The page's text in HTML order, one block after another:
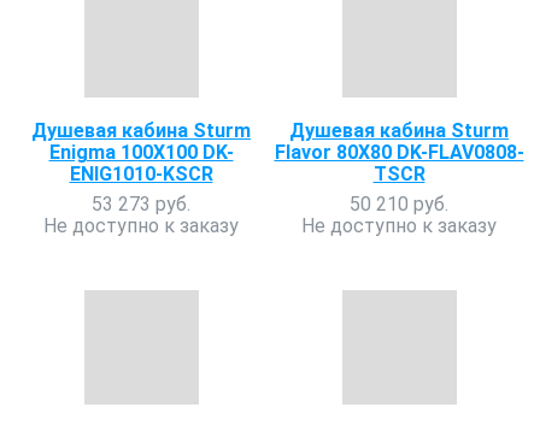
Душевая кабина Sturm
Enigma 100X100 DK-
ENIG1010-KSCR
53 273 руб.
Не доступно к заказу
Душевая кабина Sturm
Flavor 80X80 DK-FLAV0808-
TSCR
50 210 руб.
Не доступно к заказу